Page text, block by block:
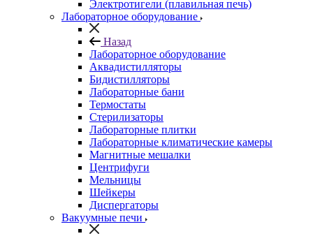
Электротигели (плавильная печь)
Лабораторное оборудование
Назад
Лабораторное оборудование
Аквадистилляторы
Бидистилляторы
Лабораторные бани
Термостаты
Стерилизаторы
Лабораторные плитки
Лабораторные климатические камеры
Магнитные мешалки
Центрифуги
Мельницы
Шейкеры
Диспергаторы
Вакуумные печи